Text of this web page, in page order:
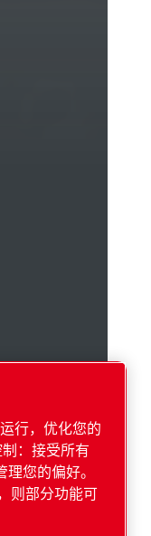
行，优化您的
：接受所有
您的偏好。
则部分功能可